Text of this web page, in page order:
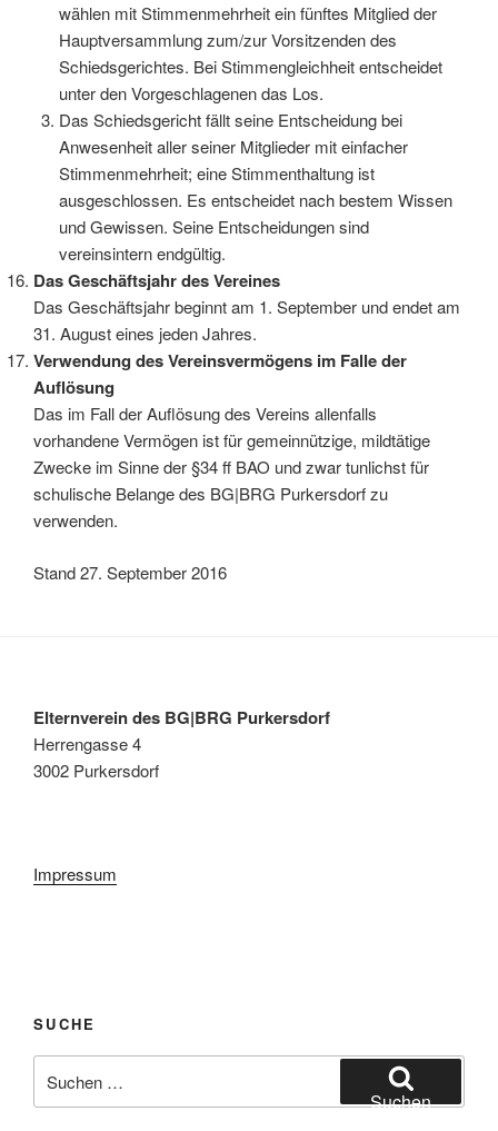
wählen mit Stimmenmehrheit ein fünftes Mitglied der
Hauptversammlung zum/zur Vorsitzenden des
Schiedsgerichtes. Bei Stimmengleichheit entscheidet
unter den Vorgeschlagenen das Los.
Das Schiedsgericht fällt seine Entscheidung bei
Anwesenheit aller seiner Mitglieder mit einfacher
Stimmenmehrheit; eine Stimmenthaltung ist
ausgeschlossen. Es entscheidet nach bestem Wissen
und Gewissen. Seine Entscheidungen sind
vereinsintern endgültig.
Das Geschäftsjahr des Vereines
Das Geschäftsjahr beginnt am 1. September und endet am
31. August eines jeden Jahres.
Verwendung des Vereinsvermögens im Falle der
Auflösung
Das im Fall der Auflösung des Vereins allenfalls
vorhandene Vermögen ist für gemeinnützige, mildtätige
Zwecke im Sinne der §34 ff BAO und zwar tunlichst für
schulische Belange des BG|BRG Purkersdorf zu
verwenden.
Stand 27. September 2016
Elternverein des BG|BRG Purkersdorf
Herrengasse 4
3002 Purkersdorf
Impressum
SUCHE
nach:
Suchen